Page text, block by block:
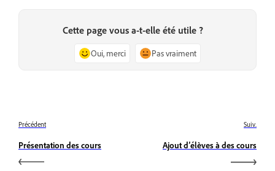
Cette page vous a-t-elle été utile ?
Oui, merci Pas vraiment
Précédent
Présentation des cours
Suiv.
Ajout d’élèves à des cours